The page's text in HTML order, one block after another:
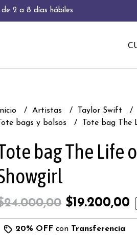
de 2 a 8 días hábiles
Inicio Artistas
Taylor Swift
Tote bags y bolsos
Tote bag The
bag The Life
$19.200,00
20% OFF con Transferencia